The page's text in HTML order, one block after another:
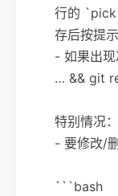
行的
存后按提
- 如果出
… && git
特别情况：
- 要修改/
```bash